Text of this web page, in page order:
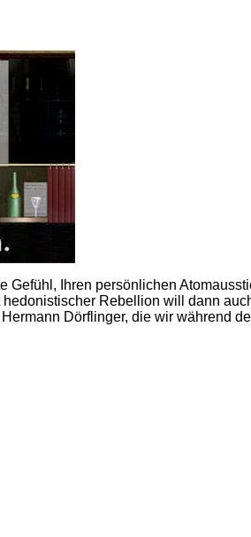
Gefühl, Ihren persönlichen
Rebellion will dann
Dörflinger, die wir während